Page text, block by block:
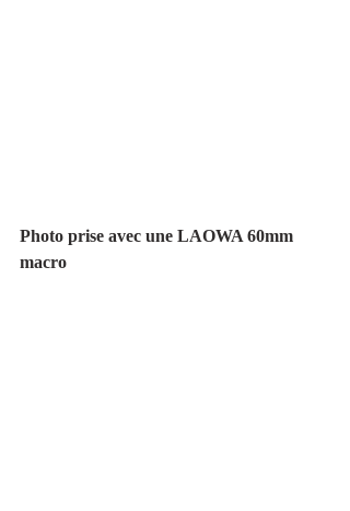
Photo prise avec une LAOWA 60mm
macro